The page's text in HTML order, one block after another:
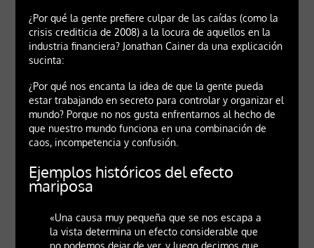
¿Por qué la gente prefiere culpar de las caídas (como la
crisis crediticia de 2008) a la locura de aquellos en la
industria financiera? Jonathan Cainer da una explicación
sucinta:
¿Por qué nos encanta la idea de que la gente pueda
estar trabajando en secreto para controlar y organizar el
mundo? Porque no nos gusta enfrentarnos al hecho de
que nuestro mundo funciona en una combinación de
caos, incompetencia y confusión.
Ejemplos históricos del efecto
mariposa
«Una causa muy pequeña que se nos escapa a
la vista determina un efecto considerable que
no podemos dejar de ver, y luego decimos que